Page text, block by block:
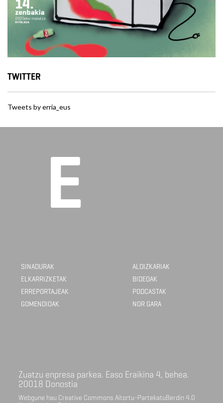
TWITTER
Tweets by erria_eus
SINADURAK
ELKARRIZKETAK
ERREPORTAJEAK
GOMENDIOAK
ALDIZKARIAK
BIDEOAK
PODCASTAK
NOR GARA
Zuatzu enpresa parkea. Easo Eraikina 4, behea.
20018 Donostia
Webgune hau Creative Commons Aitortu-PartekatuBerdin 4.0